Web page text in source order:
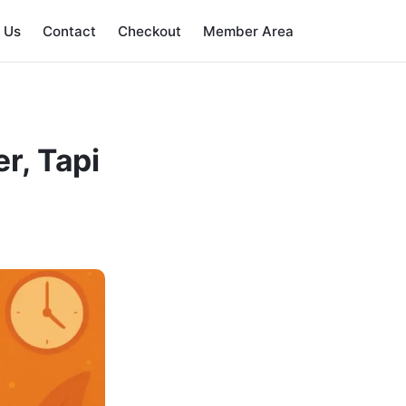
Contact Checkout Member Area
Tapi